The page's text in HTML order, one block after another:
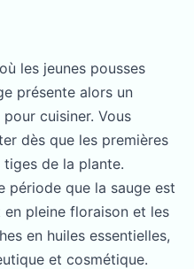
les jeunes pousses
présente alors un
cuisiner. Vous
dès que les premières
de la plante.
période que la sauge est
pleine floraison et les
en huiles essentielles,
et cosmétique.